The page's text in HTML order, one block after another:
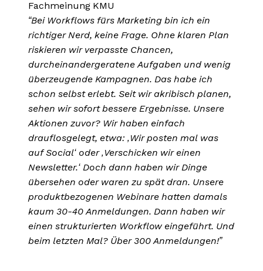
Fachmeinung KMU
“Bei Workflows fürs Marketing bin ich ein
richtiger Nerd, keine Frage. Ohne klaren Plan
riskieren wir verpasste Chancen,
durcheinandergeratene Aufgaben und wenig
überzeugende Kampagnen. Das habe ich
schon selbst erlebt. Seit wir akribisch planen,
sehen wir sofort bessere Ergebnisse. Unsere
Aktionen zuvor? Wir haben einfach
drauflosgelegt, etwa: ‚Wir posten mal was
auf Social‘ oder ‚Verschicken wir einen
Newsletter.‘ Doch dann haben wir Dinge
übersehen oder waren zu spät dran. Unsere
produktbezogenen Webinare hatten damals
kaum 30-40 Anmeldungen. Dann haben wir
einen strukturierten Workflow eingeführt. Und
beim letzten Mal? Über 300 Anmeldungen!”